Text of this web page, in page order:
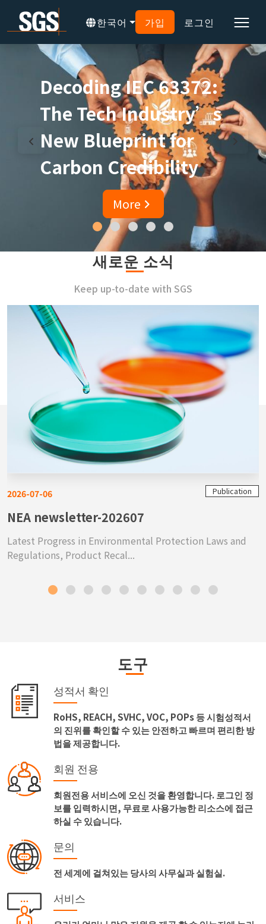
한국어 가입 로그인
Decoding IEC 63372:
The Tech Industry’s
New Blueprint for
Carbon Credibility
More
새로운 소식
Keep up-to-date with SGS
2026-07-06 Publication
NEA newsletter-202607
Latest Progress in Environmental Protection Laws and
Regulations, Product Recal...
도구
성적서 확인
RoHS, REACH, SVHC, VOC, POPs 등 시험성적서
의 진위를 확인할 수 있는 안전하고 빠르며 편리한 방
법을 제공합니다.
회원 전용
회원전용 서비스에 오신 것을 환영합니다. 로그인 정
보를 입력하시면, 무료로 사용가능한 리소스에 접근
하실 수 있습니다.
문의
전 세계에 걸쳐있는 당사의 사무실과 실험실.
서비스